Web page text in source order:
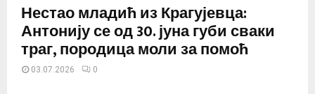
Нестао младић из Крагујевца:
Антонију се од 30. јуна губи сваки
траг, породица моли за помоћ
03.07.2026 0